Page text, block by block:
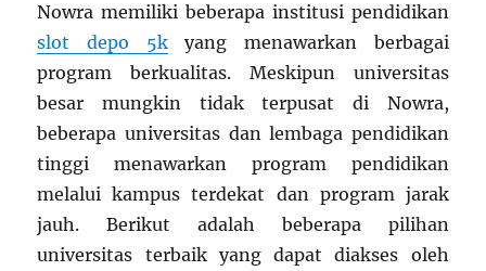
Nowra memiliki beberapa institusi pendidikan
slot depo 5kyang menawarkan berbagai
program berkualitas. Meskipun universitas
besar mungkin tidak terpusat di Nowra,
beberapa universitas dan lembaga pendidikan
tinggi menawarkan program pendidikan
melalui kampus terdekat dan program jarak
jauh. Berikut adalah beberapa pilihan
universitas terbaik yang dapat diakses oleh